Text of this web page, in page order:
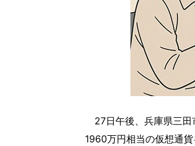
27日午後、兵庫県三田
1960万円相当の仮想通